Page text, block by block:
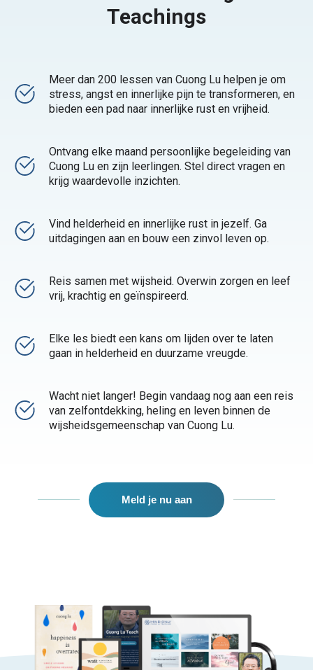
Teachings
Meer dan 200 lessen van Cuong Lu helpen je om
stress, angst en innerlijke pijn te transformeren, en
bieden een pad naar innerlijke rust en vrijheid.
Ontvang elke maand persoonlijke begeleiding van
Cuong Lu en zijn leerlingen. Stel direct vragen en
krijg waardevolle inzichten.
Vind helderheid en innerlijke rust in jezelf. Ga
uitdagingen aan en bouw een zinvol leven op.
Reis samen met wijsheid. Overwin zorgen en leef
vrij, krachtig en geïnspireerd.
Elke les biedt een kans om lijden over te laten
gaan in helderheid en duurzame vreugde.
Wacht niet langer! Begin vandaag nog aan een reis
van zelfontdekking, heling en leven binnen de
wijsheidsgemeenschap van Cuong Lu.
Meld je nu aan